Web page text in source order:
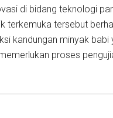
di bidang teknologi
terkemuka tersebut
kandungan minyak
proses